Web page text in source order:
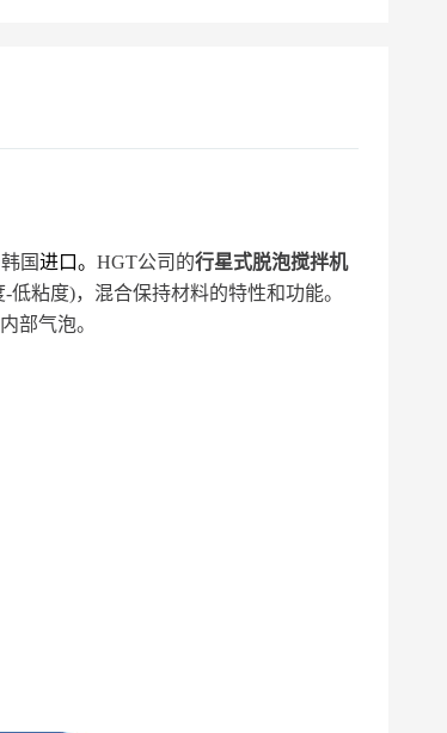
国进口。 HGT公司的行星式脱泡搅拌机
粘度)，混合保持材料的特性和功能。
部气泡。